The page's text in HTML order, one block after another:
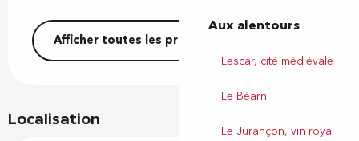
Aux alentours
Lescar, cité médiévale
Le Béarn
Le Jurançon, vin royal
Afficher toutes les prestations
Localisation